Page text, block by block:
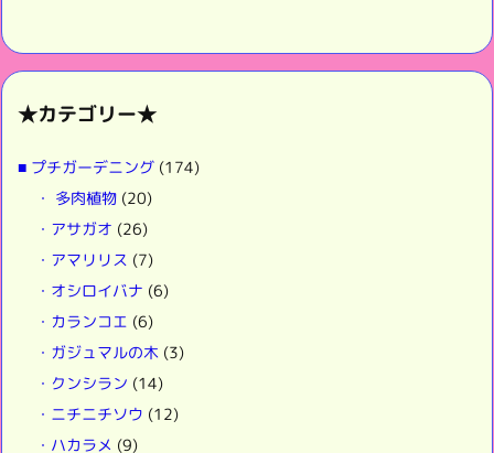
★カテゴリー★
■ プチガーデニング (174)
・ 多肉植物 (20)
・アサガオ (26)
・アマリリス (7)
・オシロイバナ (6)
・カランコエ (6)
・ガジュマルの木 (3)
・クンシラン (14)
・ニチニチソウ (12)
・ハカラメ (9)